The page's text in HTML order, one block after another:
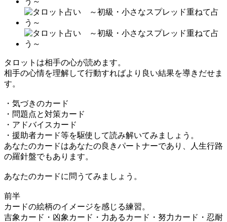
タロットは相手の心が読めます。
相手の心情を理解して行動すればより良い結果を導きだせま
す。
・気づきのカード
・問題点と対策カード
・アドバイスカード
・援助者カード等を駆使して読み解いてみましょう。
あなたのカードはあなたの良きパートナーであり、人生行路
の羅針盤でもあります。
あなたのカードに問うてみましょう。
前半
カードの絵柄のイメージを感じる練習。
吉象カード・凶象カード・力あるカード・努力カード・忍耐